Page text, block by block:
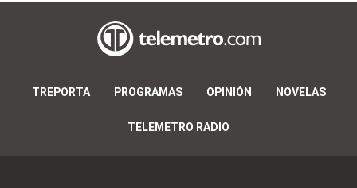
TREPORTA PROGRAMAS OPINIÓN NOVELAS
TELEMETRO RADIO